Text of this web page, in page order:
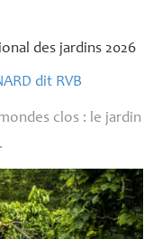
des jardins 2026
dit RVB
clos : le jardin